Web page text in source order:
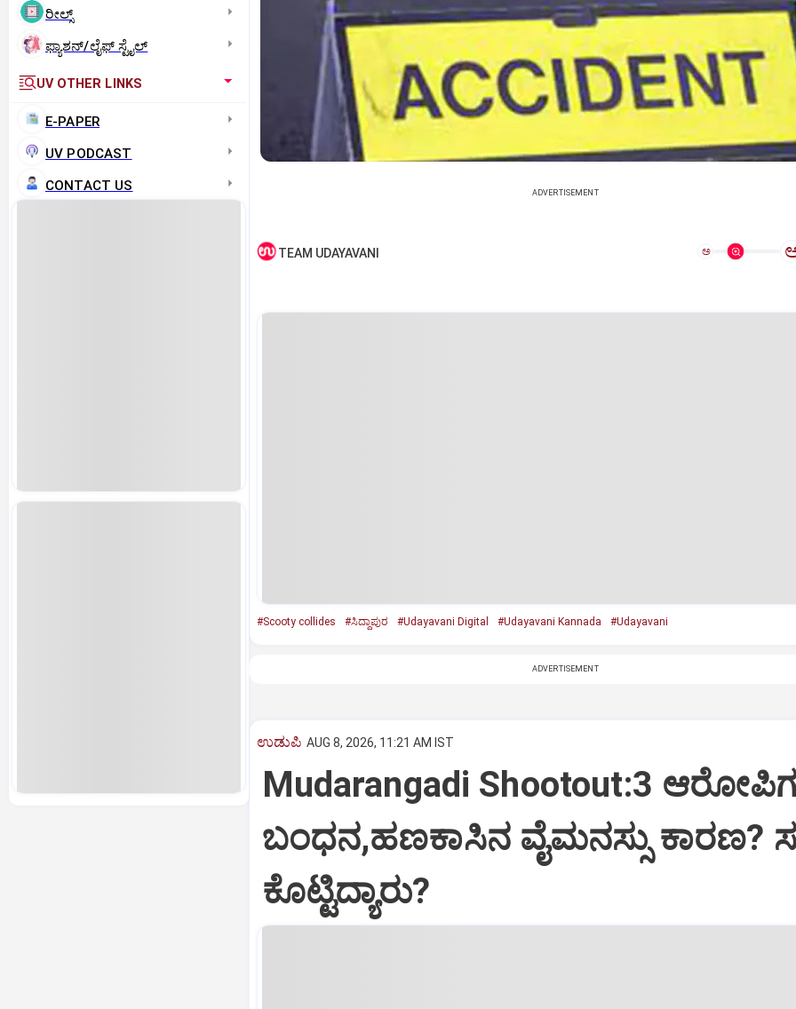
ರೀಲ್ಸ್
ಫ್ಯಾಶನ್/ಲೈಫ್‌ ಸ್ಟೈಲ್
UV OTHER LINKS
E-PAPER
UV PODCAST
CONTACT US
ADVERTISEMENT
TEAM UDAYAVANI ಅ
#Scooty collides #ಸಿದ್ದಾಪುರ #Udayavani Digital #Udayavani Kannada #Udayavani
ADVERTISEMENT
ಉಡುಪಿ AUG 8, 2026, 11:21 AM IST
Mudarangadi Shootout:‌3
ಬಂಧನ,ಹಣಕಾಸಿನ ವೈಮನಸ್ಸು ಕಾರಣ?
ಕೊಟ್ಟಿದ್ಯಾರು?